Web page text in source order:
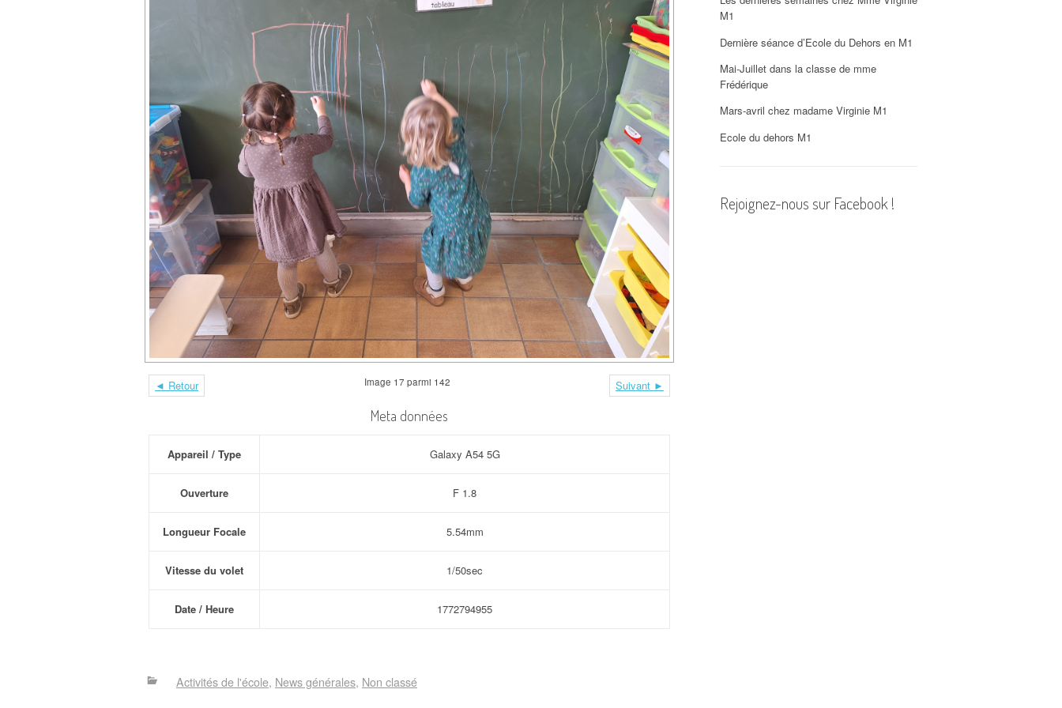
LE CONSEIL DES ÉLÈVES
ASSOCIATION DES
PARENTS
L’ÉCOLE
DOCUMENTS À
TÉLÉCHARGER
PHOTOS
◄ Retour Suivant ►
Image 17 parmi 142
Meta données
Appareil / Type Galaxy A54 5G
Ouverture F 1.8
Longueur Focale 5.54mm
Vitesse du volet 1/50sec
Date / Heure 1772794955
Activités de l'école News générales Non classé
M1
Dernière séance d’Ecole du Dehors en M1
Mai-Juillet dans la classe de mme
Frédérique
Mars-avril chez madame Virginie M1
Ecole du dehors M1
Rejoignez-nous sur Facebook !